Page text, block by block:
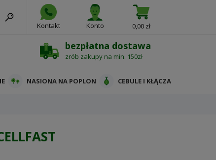
Kontakt Konto 0,00 zł
bezpłatna dostawa
zrób zakupy na min. 150zł
NASIONA NA POPLON CEBULE I KŁĄCZA